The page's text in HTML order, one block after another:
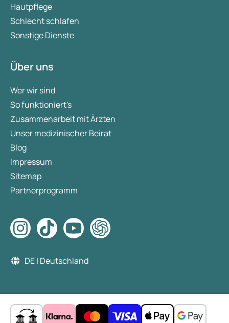
Hautpflege
Schlecht schlafen
Sonstige Dienste
Über uns
Wer wir sind
So funktioniert's
Zusammenarbeit mit Ärzten
Unser medizinischer Beirat
Blog
Impressum
Sitemap
Partnerprogramm
DE | Deutschland